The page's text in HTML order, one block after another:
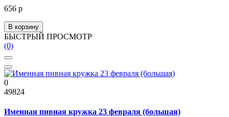
656 р
В корзину
БЫСТРЫЙ ПРОСМОТР
(0)
0
49824
Именная пивная кружка 23 февраля (большая)